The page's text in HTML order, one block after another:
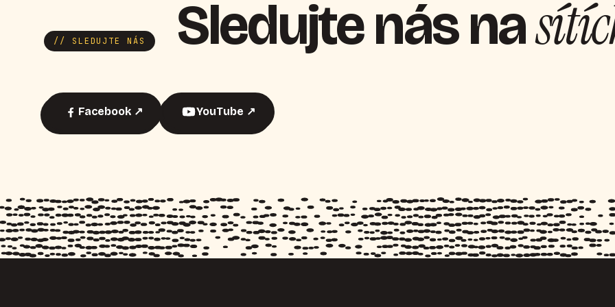
// SLEDUJTE NÁS Sledujte nás na
Facebook ↗ YouTube ↗